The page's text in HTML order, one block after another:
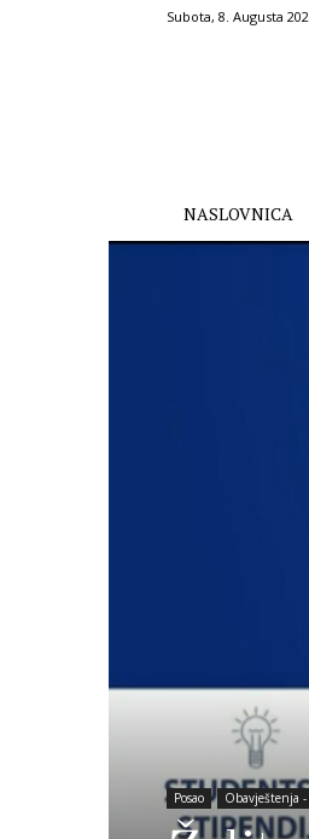
Subota, 8. Augusta
NASLOVNICA
Posao Obavještenja -